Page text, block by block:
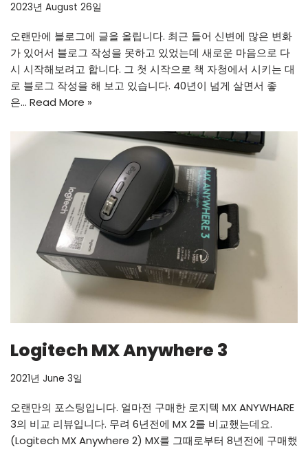
2023년 August 26일
오랜만에 블로그에 글을 올립니다. 최근 들어 신변에 많은 변화
가 있어서 블로그 작성을 못하고 있었는데 새로운 마음으로 다
시 시작해보려고 합니다. 그 첫 시작으로 책 자청에서 시키는 대
로 블로그 작성을 해 보고 있습니다. 40년이 넘게 살면서 좋
은… Read More »
Logitech MX Anywhere 3
2021년 June 3일
오랜만의 포스팅입니다. 얼마전 구매한 로지텍 MX ANYWHARE
3의 비교 리뷰입니다. 무려 6년전에 MX 2를 비교했는데요.
(Logitech MX Anywhere 2) MX를 그때로부터 8년전에 구매했